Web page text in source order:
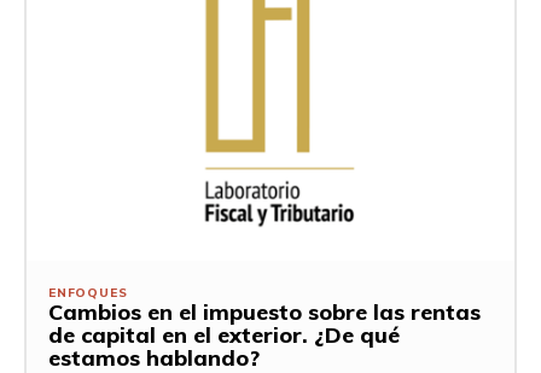
ENFOQUES
Cambios en el impuesto sobre las rentas
de capital en el exterior. ¿De qué
estamos hablando?